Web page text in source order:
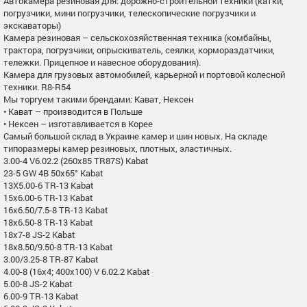
погрузчики, мини погрузчики, телескопические погрузчики и
экскаваторы)
Камера резиновая – сельскохозяйственная техника (комбайны,
трактора, погрузчики, опрыскиватель, сеялки, кормораздатчики,
тележки. Прицепное и навесное оборудования).
Камера для грузовых автомобилей, карьерной и портовой колесной
техники. R8-R54
Мы торгуем такими брендами: Кават, Нексен
• Кават – производится в Польше
• Нексен – изготавливается в Корее
Самый большой склад в Украине камер и шин новых. На складе
типоразмеры камер резиновых, плотных, эластичных.
3.00-4 V6.02.2 (260х85 TR87S) Kabat
23-5 GW 4B 50x65° Kabat
13X5.00-6 TR-13 Kabat
15x6.00-6 TR-13 Kabat
16x6.50/7.5-8 TR-13 Kabat
18x6.50-8 TR-13 Kabat
18x7-8 JS-2 Kabat
18x8.50/9.50-8 TR-13 Kabat
3.00/3.25-8 TR-87 Kabat
4.00-8 (16x4; 400x100) V 6.02.2 Kabat
5.00-8 JS-2 Kabat
6.00-9 TR-13 Kabat